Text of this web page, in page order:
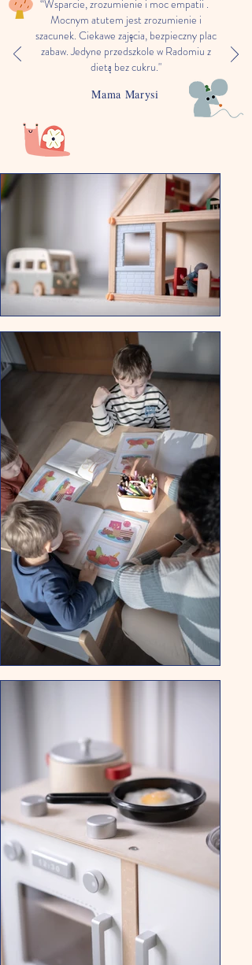
“Wsparcie, zrozumienie i moc empatii .
Mocnym atutem jest zrozumienie i
szacunek. Ciekawe zajęcia, bezpieczny plac
zabaw. Jedyne przedszkole w Radomiu z
dietą bez cukru."
Mama Marysi